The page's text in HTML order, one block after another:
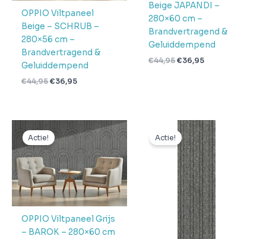
OPPIO Viltpaneel
Beige – SCHRUB –
280×56 cm –
Brandvertragend &
Geluiddempend
€44,95€36,95
Beige JAPANDI –
280×60 cm –
Brandvertragend &
Geluiddempend
€44,95€36,95
Actie!
OPPIO Viltpaneel Grijs
– BAROK – 280×60 cm
Oorspronkelijke
prijs
was:
€44,95.
prijs
€36,95.
Actie!
Oorspronkelijke
prijs
was:
€44,95.
Huidige
prijs
is:
€36,95.